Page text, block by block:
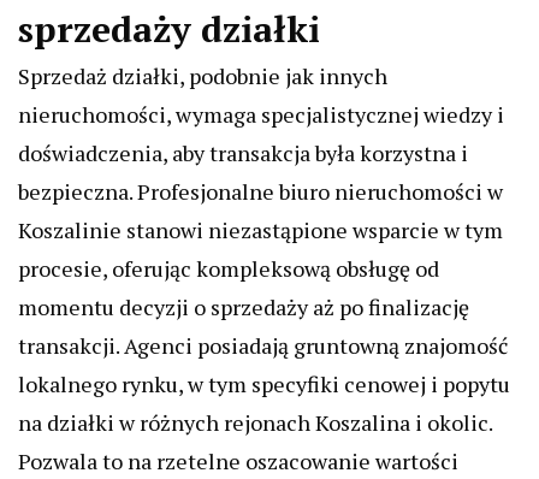
sprzedaży działki
Sprzedaż działki, podobnie jak innych
nieruchomości, wymaga specjalistycznej wiedzy i
doświadczenia, aby transakcja była korzystna i
bezpieczna. Profesjonalne biuro nieruchomości w
Koszalinie stanowi niezastąpione wsparcie w tym
procesie, oferując kompleksową obsługę od
momentu decyzji o sprzedaży aż po finalizację
transakcji. Agenci posiadają gruntowną znajomość
lokalnego rynku, w tym specyfiki cenowej i popytu
na działki w różnych rejonach Koszalina i okolic.
Pozwala to na rzetelne oszacowanie wartości